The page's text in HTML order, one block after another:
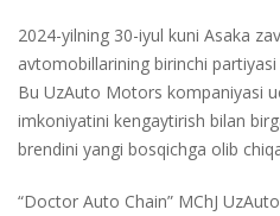
2024-yilning 30-iyul kuni Asaka
avtomobillarining birinchi partiyasi
Bu UzAuto Motors kompaniyasi
imkoniyatini kengaytirish bilan
brendini yangi bosqichga olib
“Doctor Auto Chain” MChJ